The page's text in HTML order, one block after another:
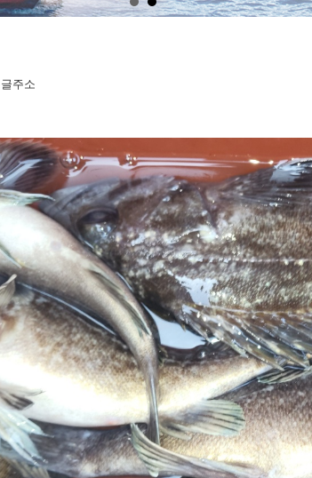
글주소